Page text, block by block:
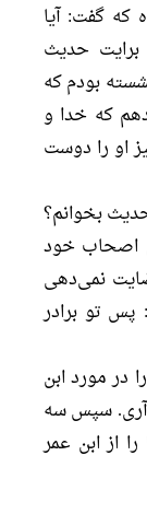
که گفت: آیا
حدیث
بودم که
که خدا و
او را دوست
بخوانم؟
اصحاب خود
نمی‌دهی
تو برادر
در مورد ابن
سپس سه
از ابن عمر